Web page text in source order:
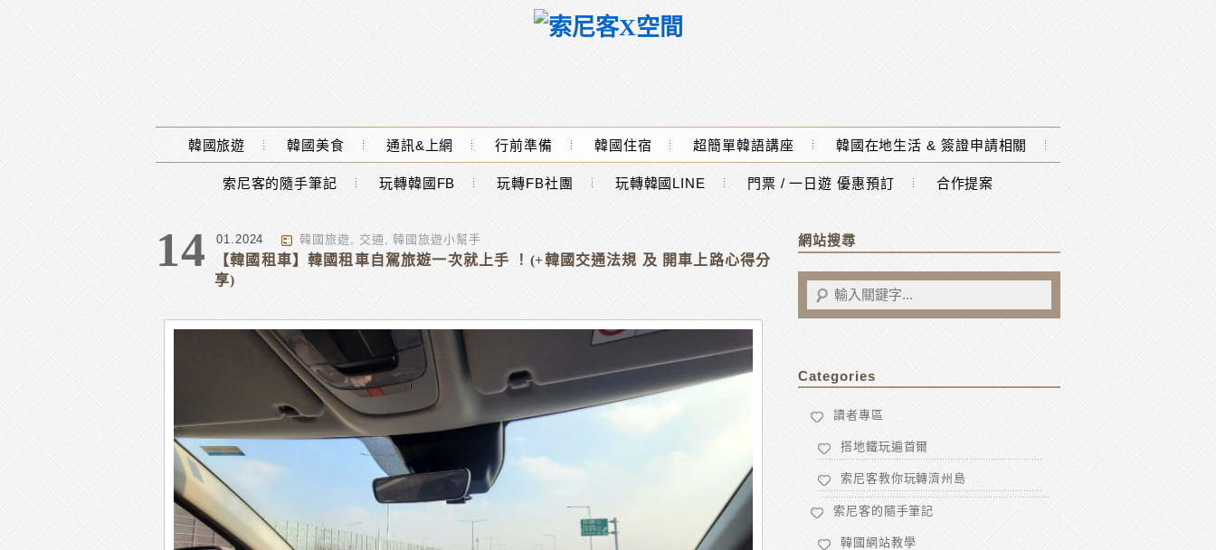
Main Menu
韓國旅遊 韓國美食 通訊&上網 行前準備 韓國住宿 超簡單韓語講座 韓國在地生活 & 簽證申請相關
索尼客的隨手筆記 玩轉韓國FB 玩轉FB社團 玩轉韓國LINE 門票 / 一日遊 優惠預訂 合作提案
14 01.2024 韓國旅遊, 交通 ,韓國旅遊小幫手
【韓國租車】韓國租車自駕旅遊一次就上手 ！(+韓國交通法規 及 開車上路心得分
享)
網站搜尋
Categories
讀者專區
搭地鐵玩遍首爾
索尼客教你玩轉濟州島
索尼客的隨手筆記
韓國網站教學